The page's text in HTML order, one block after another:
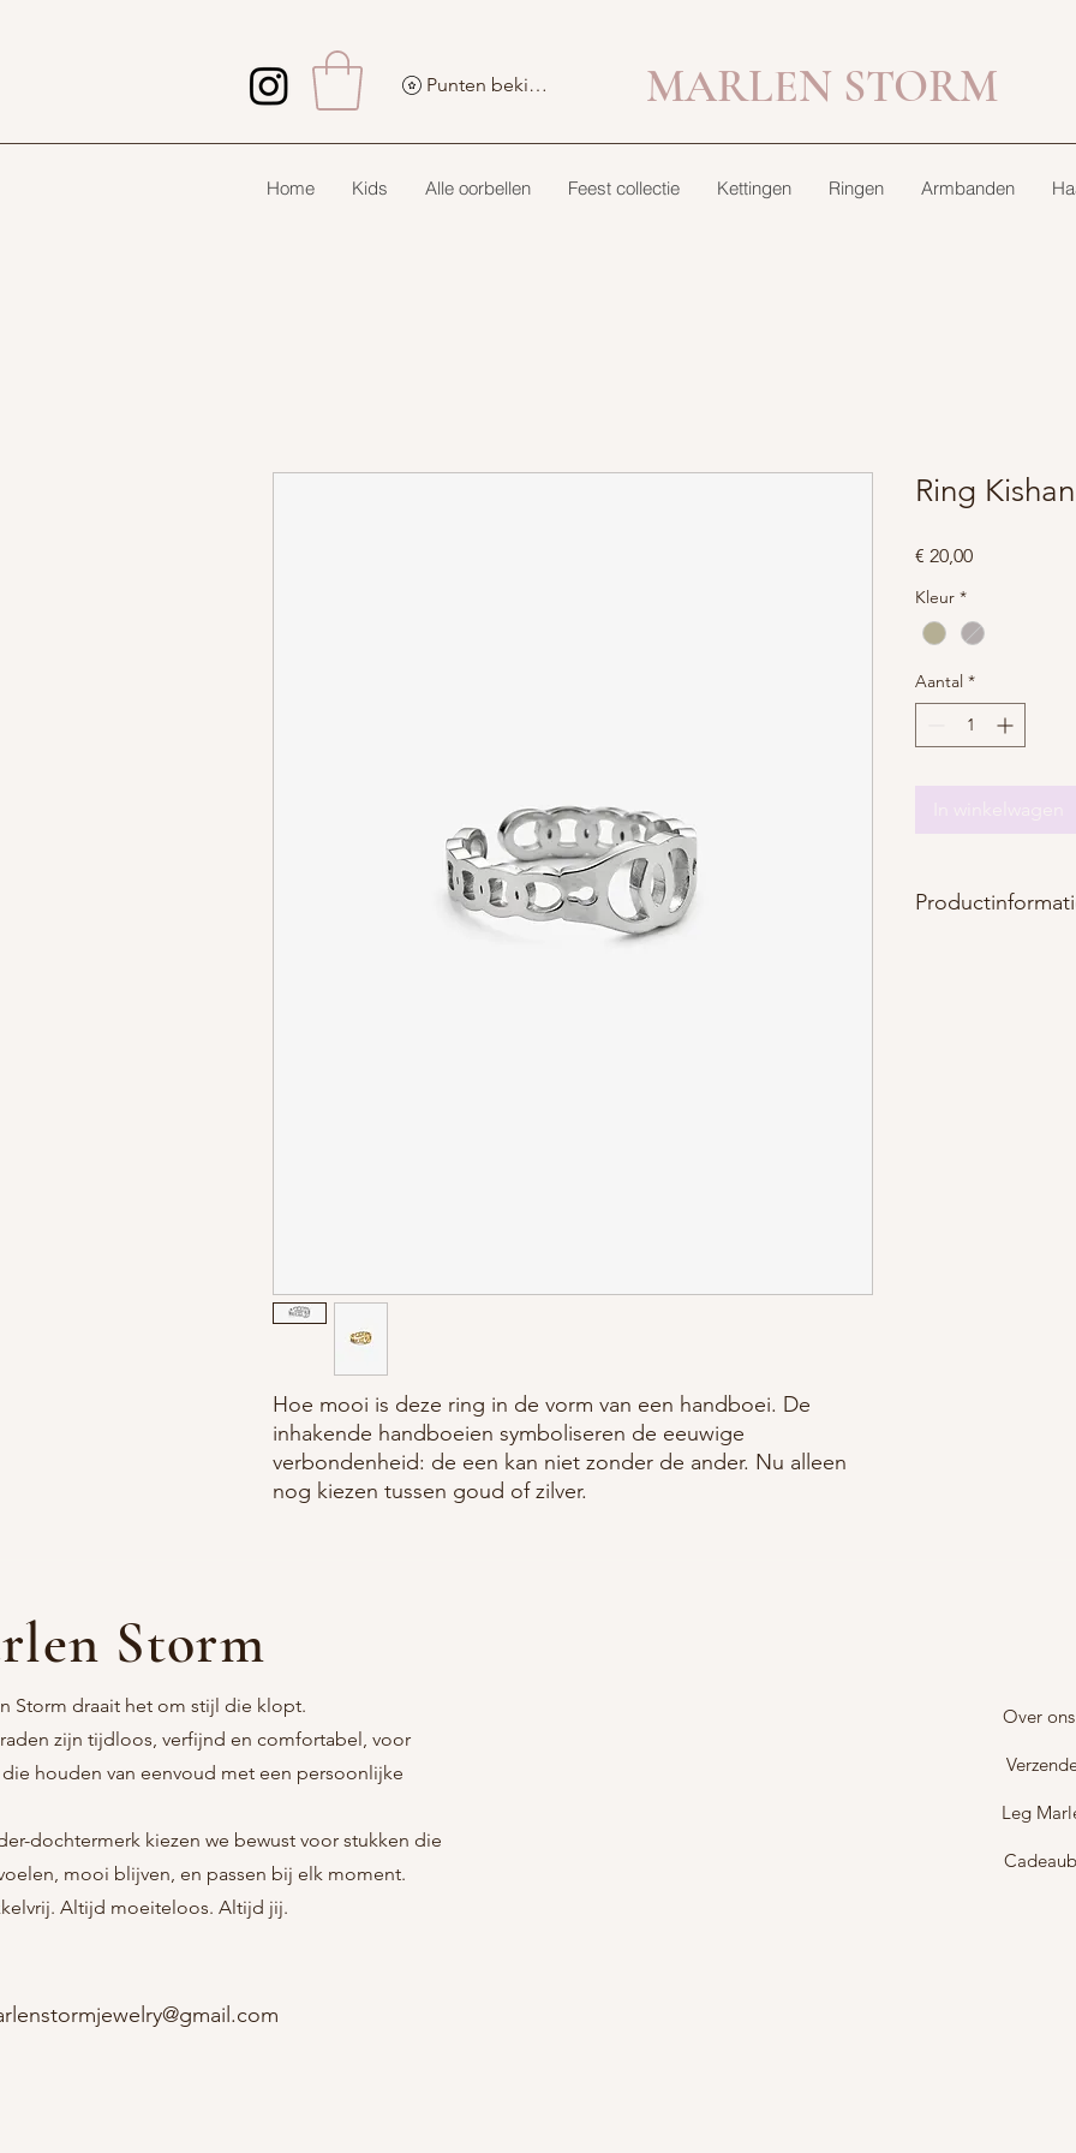
MARLEN STORM
Home Kids Alle oorbellen Feest collectie Kettingen Ringen Armbanden
Punten bekijken
Hoe mooi is deze ring in de vorm van een handboei. De
inhakende handboeien symboliseren de eeuwige
verbondenheid: de een kan niet zonder de ander. Nu alleen
nog kiezen tussen goud of zilver.
Ring Kishan
€ 20,00Prijs
Kleur *
Aantal *
Storm
Storm draait het om stijl die klopt.
zijn tijdloos, verfijnd en comfortabel, voor
houden van eenvoud met een persoonlijke
dochtermerk kiezen we bewust voor stukken die
mooi blijven, en passen bij elk moment.
Altijd moeiteloos. Altijd jij.
Over ons
Leg